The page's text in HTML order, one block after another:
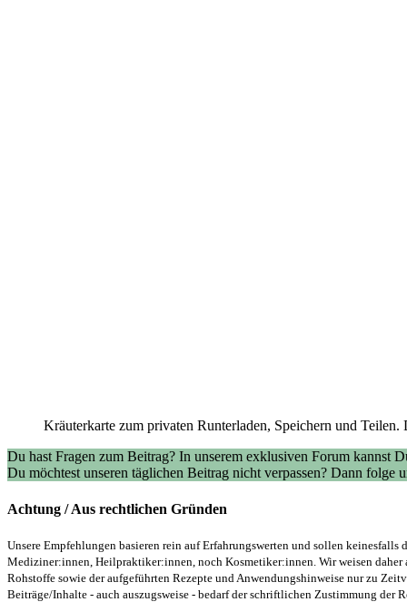
Kräuterkarte zum privaten Runterladen, Speichern und
Du hast Fragen zum Beitrag? In unserem exklusiven Forum kannst
Du möchtest unseren täglichen Beitrag nicht verpassen? Dann folge
Achtung / Aus rechtlichen Gründen
Unsere Empfehlungen basieren rein auf Erfahrungswerten und sollen
Mediziner:innen, Heilpraktiker:innen, noch Kosmetiker:innen. Wir weisen daher
Rohstoffe sowie der aufgeführten Rezepte und Anwendungshinweise nur zu
Beiträge/Inhalte - auch auszugsweise - bedarf der schriftlichen Zustimmung